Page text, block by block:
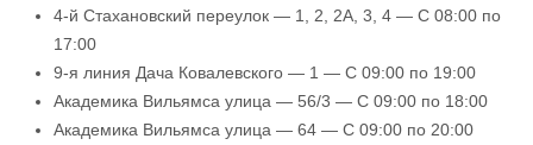
4-й Стахановский переулок — 1, 2, 2А, 3, 4 — С 08:00 по
17:00
9-я линия Дача Ковалевского — 1 — С 09:00 по 19:00
Академика Вильямса улица — 56/3 — С 09:00 по 18:00
Академика Вильямса улица — 64 — С 09:00 по 20:00